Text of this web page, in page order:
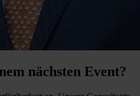
nächsten Event?